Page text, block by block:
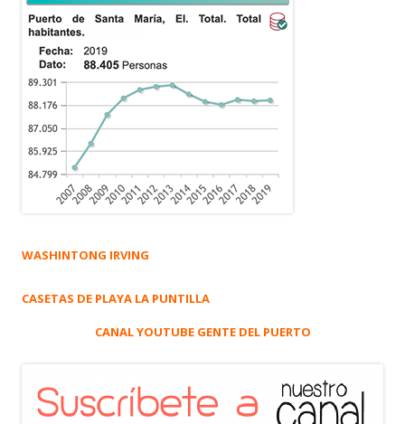
WASHINTONG IRVING
CASETAS DE PLAYA LA PUNTILLA
CANAL YOUTUBE GENTE DEL PUERTO